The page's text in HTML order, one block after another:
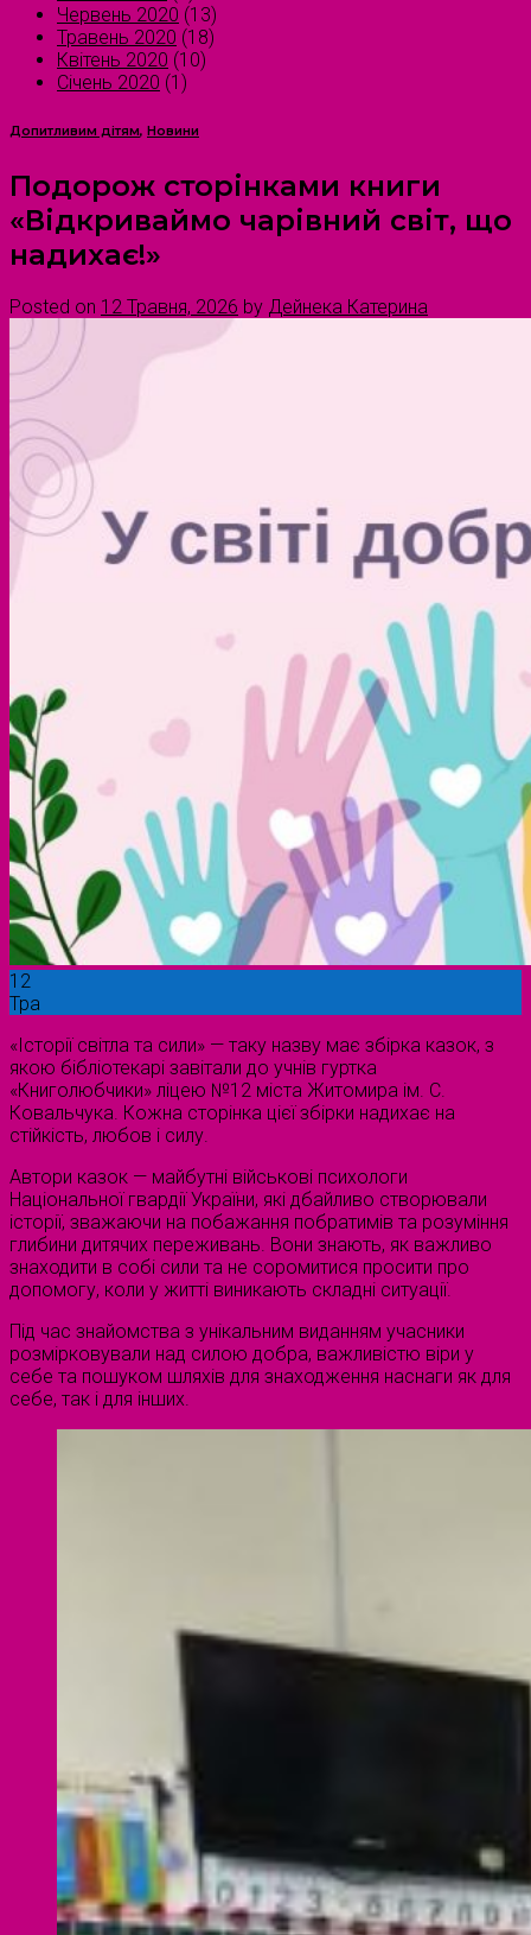
Червень 2020 (13)
Травень 2020 (18)
Квітень 2020 (10)
Січень 2020 (1)
Допитливим дітям, Новини
Подорож сторінками книги
«Відкриваймо чарівний світ, що
надихає!»
Posted on 12 Травня, 2026 by Дейнека Катерина
12
Тра
«Історії світла та сили» — таку назву має збірка казок, з
якою бібліотекарі завітали до учнів гуртка
«Книголюбчики» ліцею №12 міста Житомира ім. С.
Ковальчука. Кожна сторінка цієї збірки надихає на
стійкість, любов і силу.
Автори казок — майбутні військові психологи
Національної гвардії України, які дбайливо створювали
історії, зважаючи на побажання побратимів та розуміння
глибини дитячих переживань. Вони знають, як важливо
знаходити в собі сили та не соромитися просити про
допомогу, коли у житті виникають складні ситуації.
Під час знайомства з унікальним виданням учасники
розмірковували над силою добра, важливістю віри у
себе та пошуком шляхів для знаходження наснаги як для
себе, так і для інших.